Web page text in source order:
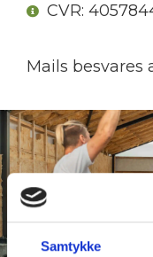
Samtykke
CVR:
Mails besvares